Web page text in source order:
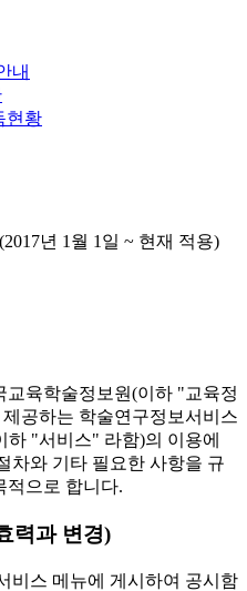
내
현황
년 1월 1일 ~ 현재 적용)
교육학술정보원(이하 "교육정
공하는 학술연구정보서비스
하 "서비스" 라함)의 이용에
차와 기타 필요한 사항을 규
적으로 합니다.
력과 변경)
비스 메뉴에 게시하여 공시함